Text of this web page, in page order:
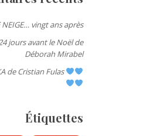
NEIGE… vingt ans après
jours avant le Noël de
Déborah Mirabel
de Cristian Fulas
Étiquettes